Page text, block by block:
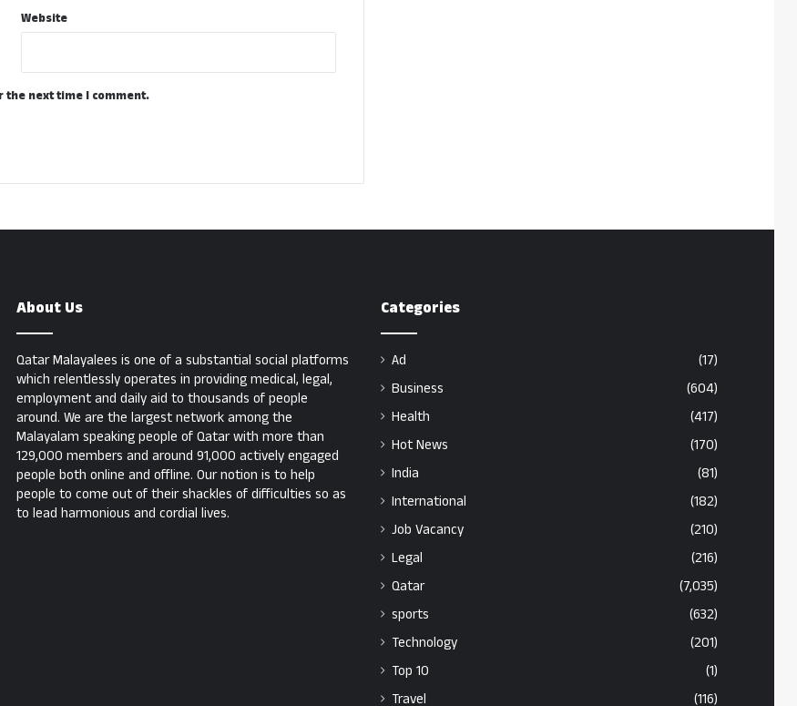
Website
the next time I comment.
About Us
Qatar Malayalees is one of a substantial social platforms
which relentlessly operates in providing medical, legal,
employment and daily aid to thousands of people
around. We are the largest network among the
Malayalam speaking people of Qatar with more than
129,000 members and around 91,000 actively engaged
people both online and offline. Our notion is to help
people to come out of their shackles of difficulties so as
to lead harmonious and cordial lives.
Categories
Ad
(17)
Business
(604)
Health
(417)
Hot News
(170)
India
(81)
International
(182)
Job Vacancy
(210)
Legal
(216)
Qatar
(7,035)
sports
(632)
Technology
(201)
Top 10
(1)
Travel
(116)